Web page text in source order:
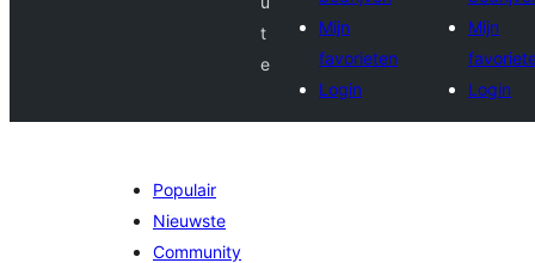
t
e
Mijn
favorieten
Login
Mijn
Login
Populair
Nieuwste
Community